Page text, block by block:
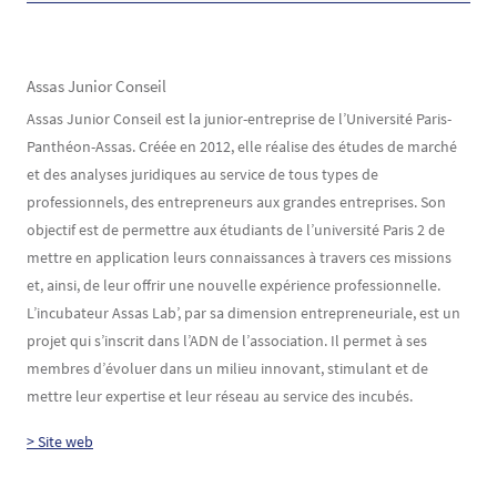
Assas Junior Conseil
Assas Junior Conseil est la junior-entreprise de l’Université Paris-
Panthéon-Assas. Créée en 2012, elle réalise des études de marché
et des analyses juridiques au service de tous types de
professionnels, des entrepreneurs aux grandes entreprises. Son
objectif est de permettre aux étudiants de l’université Paris 2 de
mettre en application leurs connaissances à travers ces missions
et, ainsi, de leur offrir une nouvelle expérience professionnelle.
L’incubateur Assas Lab’, par sa dimension entrepreneuriale, est un
projet qui s’inscrit dans l’ADN de l’association. Il permet à ses
membres d’évoluer dans un milieu innovant, stimulant et de
mettre leur expertise et leur réseau au service des incubés.
> Site web